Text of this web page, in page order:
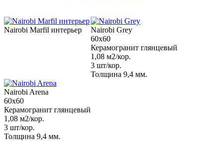
Nairobi Marfil интерьер
Nairobi Grey
60x60
Керамогранит глянцевый
1,08 м2/кор.
3 шт/кор.
Толщина 9,4 мм.
Nairobi Arena
60x60
Керамогранит глянцевый
1,08 м2/кор.
3 шт/кор.
Толщина 9,4 мм.